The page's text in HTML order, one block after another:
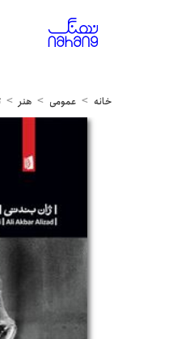
خانه عمومی هنر